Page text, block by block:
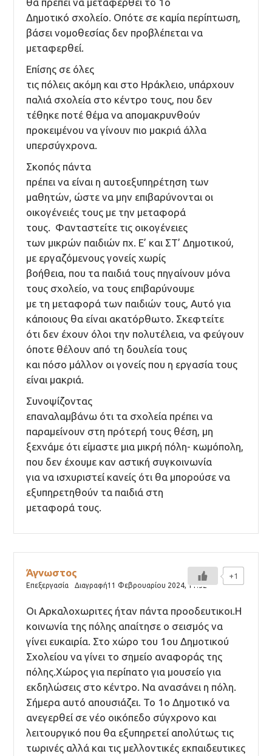
Δημοτικό σχολείο. Οπότε σε καμία περίπτωση,
βάσει νομοθεσίας δεν προβλέπεται να
μεταφερθεί.
Επίσης σε όλες
τις πόλεις ακόμη και στο Ηράκλειο, υπάρχουν
παλιά σχολεία στο κέντρο τους, που δεν
τέθηκε ποτέ θέμα να απομακρυνθούν
προκειμένου να γίνουν πιο μακριά άλλα
υπερσύγχρονα.
Σκοπός πάντα
πρέπει να είναι η αυτοεξυπηρέτηση των
μαθητών, ώστε να μην επιβαρύνονται οι
οικογένειές τους με την μεταφορά
τους. Φανταστείτε τις οικογένειες
των μικρών παιδιών πχ. Ε’ και ΣΤ’ Δημοτικού,
με εργαζόμενους γονείς χωρίς
βοήθεια, που τα παιδιά τους πηγαίνουν μόνα
τους σχολείο, να τους επιβαρύνουμε
με τη μεταφορά των παιδιών τους, Αυτό για
κάποιους θα είναι ακατόρθωτο. Σκεφτείτε
ότι δεν έχουν όλοι την πολυτέλεια, να φεύγουν
όποτε θέλουν από τη δουλεία τους
και πόσο μάλλον οι γονείς που η εργασία τους
είναι μακριά.
Συνοψίζοντας
επαναλαμβάνω ότι τα σχολεία πρέπει να
παραμείνουν στη πρότερή τους θέση, μη
ξεχνάμε ότι είμαστε μια μικρή πόλη- κωμόπολη,
που δεν έχουμε καν αστική συγκοινωνία
για να ισχυριστεί κανείς ότι θα μπορούσε να
εξυπηρετηθούν τα παιδιά στη
μεταφορά τους.
Άγνωστος
Επεξεργασία Διαγραφή11 Φεβρουαρίου 2024,11:52
Οι Αρκαλοχωριτες ήταν πάντα προοδευτικοι.Η
κοινωνία της πόλης απαίτησε ο σεισμός να
γίνει ευκαιρία. Στο χώρο του 1ου Δημοτικού
Σχολείου να γίνει το σημείο αναφοράς της
πόλης.Χώρος για περίπατο για μουσείο για
εκδηλώσεις στο κέντρο. Να ανασάνει η πόλη.
Σήμερα αυτό απουσιάζει. Το 1ο Δημοτικό να
ανεγερθεί σε νέο οικόπεδο σύγχρονο και
λειτουργικό που θα εξυπηρετεί απολύτως τις
τωρινές αλλά και τις μελλοντικές εκπαιδευτικες
+1